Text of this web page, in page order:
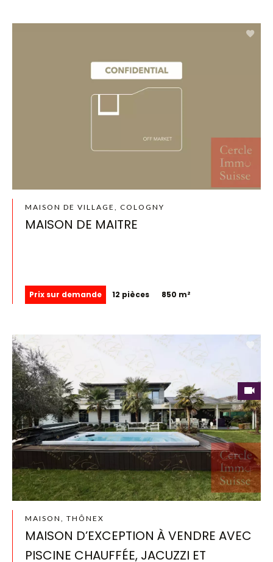
MAISON DE VILLAGE, COLOGNY
MAISON DE MAITRE
Prix sur demande 12 pièces 850 m²
MAISON, THÔNEX
MAISON D’EXCEPTION À VENDRE AVEC
PISCINE CHAUFFÉE, JACUZZI ET